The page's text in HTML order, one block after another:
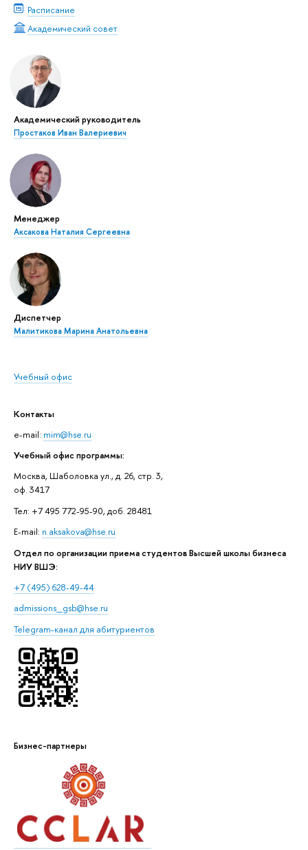
Расписание
Академический совет
Академический руководитель
Простаков Иван Валериевич
Менеджер
Аксакова Наталия Сергеевна
Диспетчер
Малитикова Марина Анатольевна
Учебный офис
Контакты
e-mail: mim@hse.ru
Учебный офис программы:
Москва, Шаболовка ул., д. 26, стр. 3,
оф. 3417
Тел: +7 495 772-95-90, доб. 28481
E-mail: n.aksakova@hse.ru
Отдел по организации приема студентов Высшей школы бизнеса
НИУ ВШЭ:
+7 (495) 628-49-44
admissions_gsb@hse.ru
Telegram-канал для абитуриентов
Бизнес-партнеры